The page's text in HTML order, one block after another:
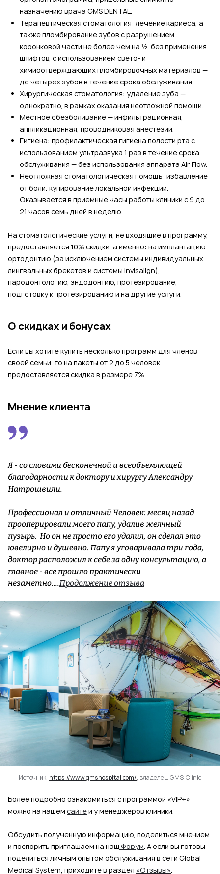
назначению врача GMS DENTAL.
Терапевтическая стоматология: лечение кариеса, а
также пломбирование зубов с разрушением
коронковой части не более чем на ½, без применения
штифтов, с использованием свето- и
химиоотверждающих пломбировочных материалов —
до четырех зубов в течение срока обслуживания.
Хирургическая стоматология: удаление зуба —
однократно, в рамках оказания неотложной помощи.
Местное обезболивание — инфильтрационная,
аппликационная, проводниковая анестезии.
Гигиена: профилактическая гигиена полости рта с
использованием ультразвука 1 раз в течение срока
обслуживания — без использования аппарата Air Flow.
Неотложная стоматологическая помощь: избавление
от боли, купирование локальной инфекции.
Оказывается в приемные часы работы клиники с 9 до
21 часов семь дней в неделю.
На стоматологические услуги, не входящие в программу,
предоставляется 10% скидки, а именно: на имплантацию,
ортодонтию (за исключением системы индивидуальных
лингвальных брекетов и системы Invisalign),
пародонтологию, эндодонтию, протезирование,
подготовку к протезированию и на другие услуги.
О скидках и бонусах
Если вы хотите купить несколько программ для членов
своей семьи, то на пакеты от 2 до 5 человек
предоставляется скидка в размере 7%.
Мнение клиента
Я - со словами бесконечной и всеобъемлющей
благодарности к доктору и хирургу Александру
Натрошвили.
Профессионал и отличный Человек: месяц назад
прооперировали моего папу, удалив желчный
пузырь. Но он не просто его удалил, он сделал это
ювелирно и душевно. Папу я уговаривала три года,
доктор расположил к себе за одну консультацию, а
главное - все прошло практически
незаметно....Продолжение отзыва
Источник: https://www.gmshospital.com/, владелец GMS Clinic
Более подробно ознакомиться с программой «VIP+»
можно на нашем сайтеи у менеджеров клиники.
Обсудить полученную информацию, поделиться мнением
и поспорить приглашаем на наш Форум . А если вы готовы
поделиться личным опытом обслуживания в сети Global
Medical System, приходите в раздел «Отзывы»